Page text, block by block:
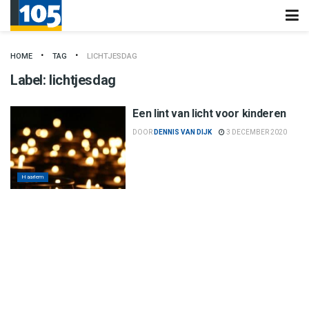
HOME TAG LICHTJESDAG
Label: lichtjesdag
Haarlem
Een lint van licht voor kinderen
DOOR DENNIS VAN DIJK 3 DECEMBER 2020